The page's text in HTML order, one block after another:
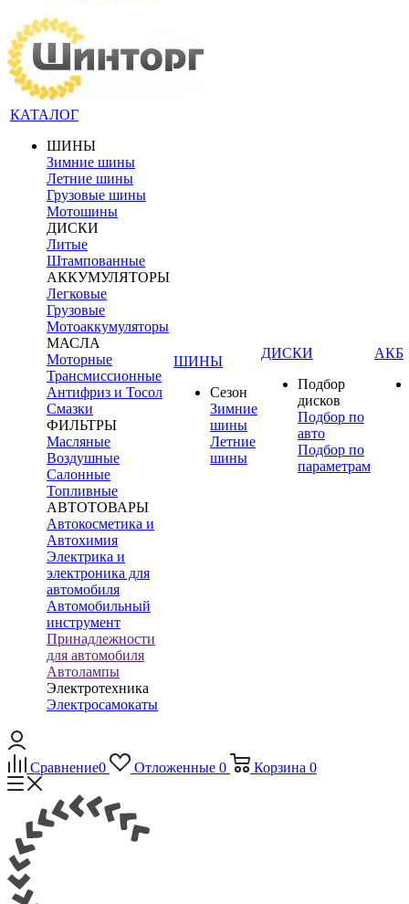
КАТАЛОГ
ШИНЫ
Зимние шины
Летние шины
Грузовые шины
Мотошины
ДИСКИ
Литые
Штампованные
АККУМУЛЯТОРЫ
Легковые
Грузовые
Мотоаккумуляторы
МАСЛА
Моторные
Трансмиссионные
Антифриз и Тосол
Смазки
ФИЛЬТРЫ
Масляные
Воздушные
Салонные
Топливные
АВТОТОВАРЫ
Автокосметика и
Автохимия
Электрика и
электроника для
автомобиля
Автомобильный
инструмент
Принадлежности
для автомобиля
Автолампы
Электротехника
Электросамокаты
ШИНЫ
Сезон
Зимние
шины
Летние
шины
ДИСКИ
Подбор
дисков
Подбор по
авто
Подбор по
параметрам
АКБ
Сравнение0 Отложенные 0 Корзина 0